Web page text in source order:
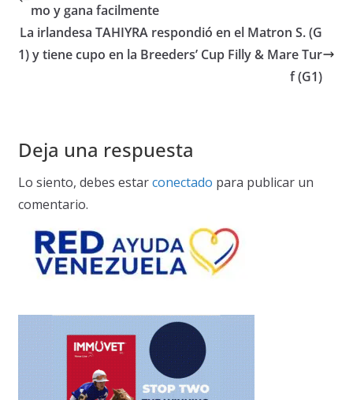
mo y gana facilmente
La irlandesa TAHIYRA respondió en el Matron S. (G
1) y tiene cupo en la Breeders’ Cup Filly & Mare Tur
f (G1)
Deja una respuesta
Lo siento, debes estarconectado para publicar un
comentario.